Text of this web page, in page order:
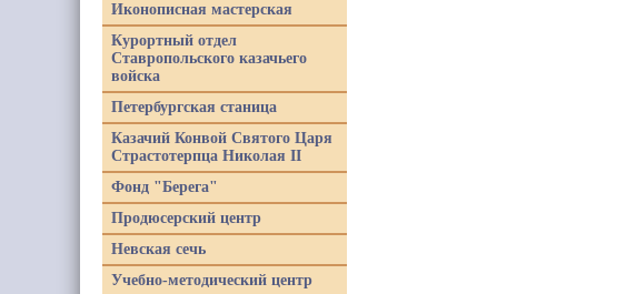
Иконописная мастерская
Курортный отдел
Ставропольского казачьего
войска
Петербургская станица
Казачий Конвой Святого Царя
Страстотерпца Николая II
Фонд "Берега"
Продюсерский центр
Невская сечь
Учебно-методический центр